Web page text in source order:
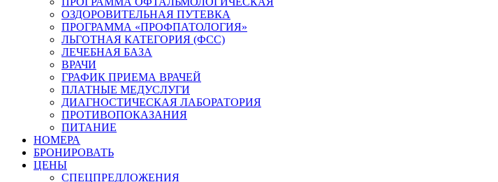
ОЗДОРОВИТЕЛЬНАЯ ПУТЕВКА
ПРОГРАММА «ПРОФПАТОЛОГИЯ»
ЛЬГОТНАЯ КАТЕГОРИЯ (ФСС)
ЛЕЧЕБНАЯ БАЗА
ВРАЧИ
ГРАФИК ПРИЕМА ВРАЧЕЙ
ПЛАТНЫЕ МЕДУСЛУГИ
ДИАГНОСТИЧЕСКАЯ ЛАБОРАТОРИЯ
ПРОТИВОПОКАЗАНИЯ
ПИТАНИЕ
НОМЕРА
БРОНИРОВАТЬ
ЦЕНЫ
СПЕЦПРЕДЛОЖЕНИЯ